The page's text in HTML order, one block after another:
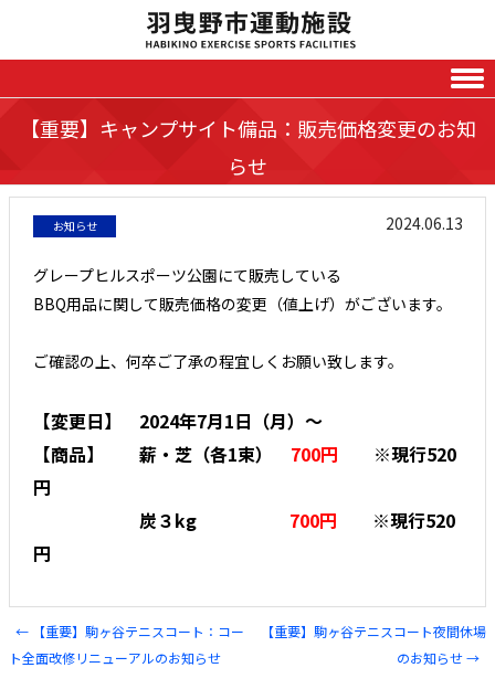
【重要】キャンプサイト備品：販売価格変更のお知
らせ
お知らせ 2024.06.13
グレープヒルスポーツ公園にて販売している
BBQ用品に関して販売価格の変更（値上げ）がございます。
ご確認の上、何卒ご了承の程宜しくお願い致します。
【変更日】 2024年7月1日（月）～
【商品】 薪・芝（各1束） 700円 ※現行520
円
炭３kg
700円
※現行520
円
Post navigation
← 【重要】駒ヶ谷テニスコート：コー
ト全面改修リニューアルのお知らせ
【重要】駒ヶ谷テニスコート夜間休場
のお知らせ→